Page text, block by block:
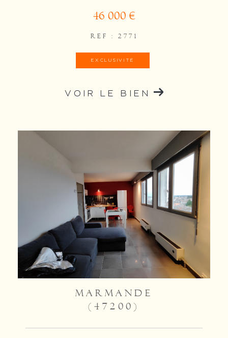
46 000 €
REF : 2771
EXCLUSIVITÉ
VOIR LE BIEN
MARMANDE
(47200)